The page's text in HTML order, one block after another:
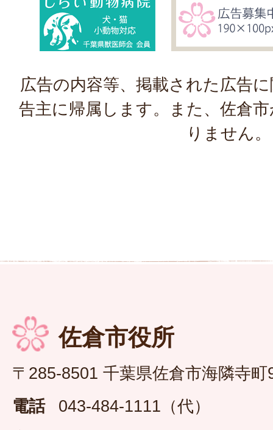
広告の内容等、掲載された広告
告主に帰属します。また、佐倉
りません。
佐倉市役所
〒285-8501 千葉県佐倉市海隣寺町
電話
043-484-1111（代）